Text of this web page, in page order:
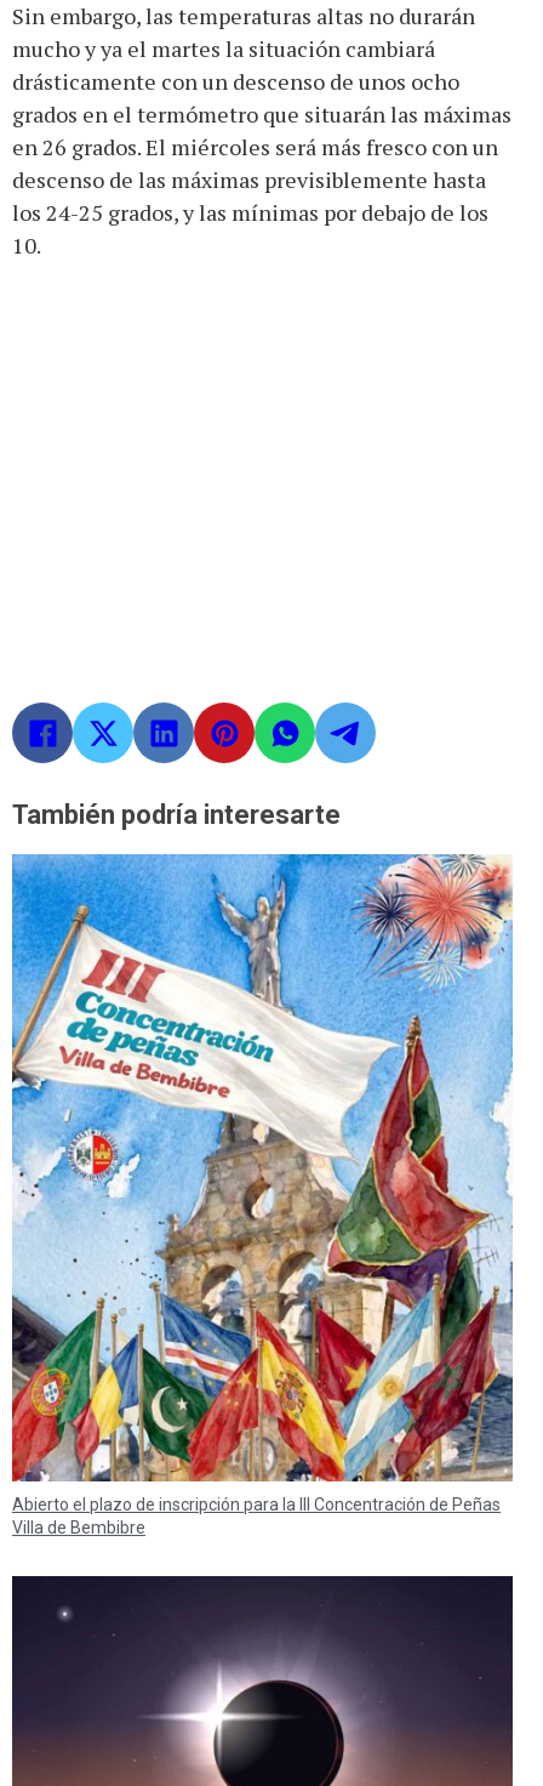
Sin embargo, las temperaturas altas no durarán
mucho y ya el martes la situación cambiará
drásticamente con un descenso de unos ocho
grados en el termómetro que situarán las máximas
en 26 grados. El miércoles será más fresco con un
descenso de las máximas previsiblemente hasta
los 24-25 grados, y las mínimas por debajo de los
10.
También podría interesarte
Abierto el plazo de inscripción para la III Concentración de Peñas
Villa de Bembibre